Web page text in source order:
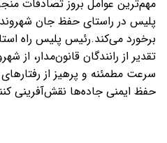
مهم‌ترین عوامل بروز تصادفات
پلیس در راستای حفظ جان
برخورد می‌کند.رئیس پلیس راه
تقدیر از رانندگان قانون‌مدار، از
سرعت مطمئنه و پرهیز از
حفظ ایمنی جاده‌ها نقش‌آفرینی